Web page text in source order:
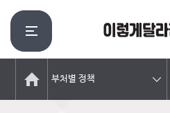
부처별 정책